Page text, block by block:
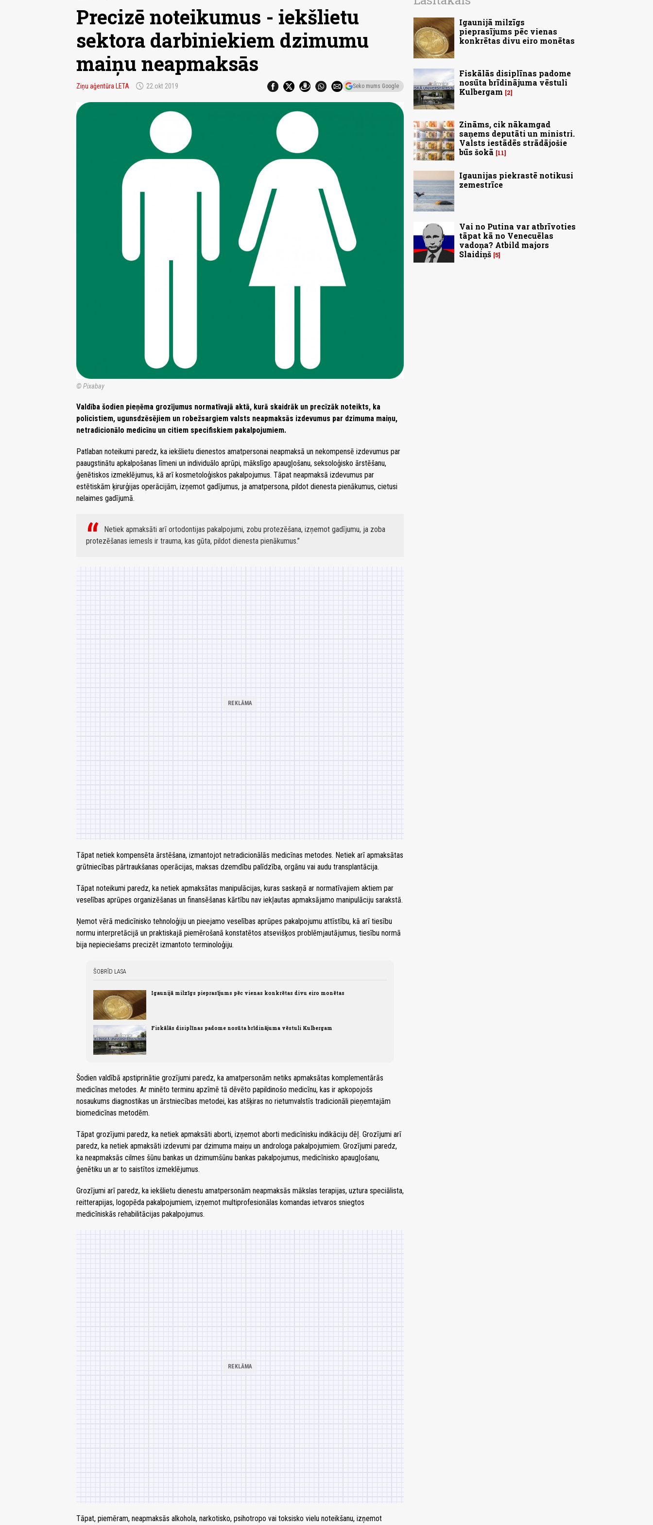
Precizē noteikumus - iekšlietu
sektora darbiniekiem dzimumu
maiņu neapmaksās
Ziņu aģentūra LETA schedule 22.okt 2019 Seko mums Google
© Pixabay
Valdība šodien pieņēma grozījumus normatīvajā aktā, kurā skaidrāk un precīzāk noteikts, ka
policistiem, ugunsdzēsējiem un robežsargiem valsts neapmaksās izdevumus par dzimuma maiņu,
netradicionālo medicīnu un citiem specifiskiem pakalpojumiem.
Patlaban noteikumi paredz, ka iekšlietu dienestos amatpersonai neapmaksā un nekompensē izdevumus par
paaugstinātu apkalpošanas līmeni un individuālo aprūpi, mākslīgo apaugļošanu, seksoloģisko ārstēšanu,
ģenētiskos izmeklējumus, kā arī kosmetoloģiskos pakalpojumus. Tāpat neapmaksā izdevumus par
estētiskām ķirurģijas operācijām, izņemot gadījumus, ja amatpersona, pildot dienesta pienākumus, cietusi
nelaimes gadījumā.
Netiek apmaksāti arī ortodontijas pakalpojumi, zobu protezēšana, izņemot gadījumu, ja zoba
protezēšanas iemesls ir trauma, kas gūta, pildot dienesta pienākumus.
Tāpat netiek kompensēta ārstēšana, izmantojot netradicionālās medicīnas metodes. Netiek arī apmaksātas
grūtniecības pārtraukšanas operācijas, maksas dzemdību palīdzība, orgānu vai audu transplantācija.
Tāpat noteikumi paredz, ka netiek apmaksātas manipulācijas, kuras saskaņā ar normatīvajiem aktiem par
veselības aprūpes organizēšanas un finansēšanas kārtību nav iekļautas apmaksājamo manipulāciju sarakstā.
Ņemot vērā medicīnisko tehnoloģiju un pieejamo veselības aprūpes pakalpojumu attīstību, kā arī tiesību
normu interpretācijā un praktiskajā piemērošanā konstatētos atsevišķos problēmjautājumus, tiesību normā
bija nepieciešams precizēt izmantoto terminoloģiju.
ŠOBRĪD LASA
Igaunijā milzīgs pieprasījums pēc vienas konkrētas divu eiro monētas
Fiskālās disiplīnas padome nosūta brīdinājuma vēstuli Kulbergam
Šodien valdībā apstiprinātie grozījumi paredz, ka amatpersonām netiks apmaksātas komplementārās
medicīnas metodes. Ar minēto terminu apzīmē tā dēvēto papildinošo medicīnu, kas ir apkopojošs
nosaukums diagnostikas un ārstniecības metodei, kas atšķiras no rietumvalstīs tradicionāli pieņemtajām
biomedicīnas metodēm.
Tāpat grozījumi paredz, ka netiek apmaksāti aborti, izņemot aborti medicīnisku indikāciju dēļ. Grozījumi arī
paredz, ka netiek apmaksāti izdevumi par dzimuma maiņu un androloga pakalpojumiem. Grozījumi paredz,
ka neapmaksās cilmes šūnu bankas un dzimumšūnu bankas pakalpojumus, medicīnisko apaugļošanu,
ģenētiku un ar to saistītos izmeklējumus.
Grozījumi arī paredz, ka iekšlietu dienestu amatpersonām neapmaksās mākslas terapijas, uztura speciālista,
reitterapijas, logopēda pakalpojumiem, izņemot multiprofesionālas komandas ietvaros sniegtos
medicīniskās rehabilitācijas pakalpojumus.
Tāpat, piemēram, neapmaksās alkohola, narkotisko, psihotropo vai toksisko vielu noteikšanu, izņemot
Igaunijā milzīgs
pieprasījums pēc vienas
konkrētas divu eiro monētas
Fiskālās disiplīnas padome
nosūta brīdinājuma vēstuli
Kulbergam
2
Zināms, cik nākamgad
saņems deputāti un ministri.
Valsts iestādēs strādājošie
būs šokā
11
Igaunijas piekrastē notikusi
zemestrīce
Vai no Putina var atbrīvoties
tāpat kā no Venecuēlas
vadoņa? Atbild majors
Slaidiņš 5